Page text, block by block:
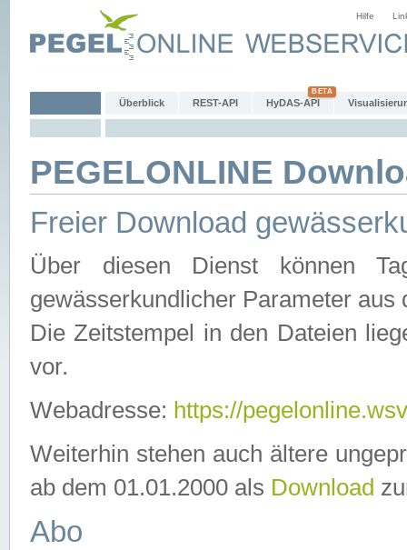
Hilfe
Überblick REST-API HyDAS-API
PEGELONLINE
Freier Download
Über diesen Dienst können
gewässerkundlicher Parameter aus
Die Zeitstempel in den Dateien
vor.
Webadresse: https://
Weiterhin stehen auch ältere
ab dem 01.01.2000 als Download
Abo